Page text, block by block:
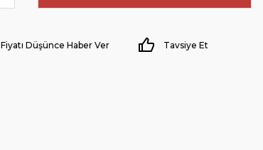
Fiyatı Düşünce Haber Ver Tavsiye Et